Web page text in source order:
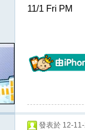
11/1 Fri PM
發表於 12-